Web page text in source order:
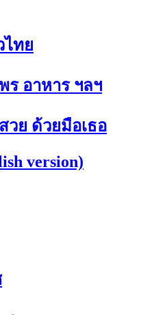
ไทย
ร อาหาร ฯลฯ
วย ด้วยมือเธอ
version)